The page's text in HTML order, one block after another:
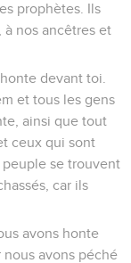
prophètes. Ils
à nos ancêtres et
devant toi.
et tous les gens
ainsi que tout
ceux qui sont
se trouvent
car ils
avons honte
nous avons péché